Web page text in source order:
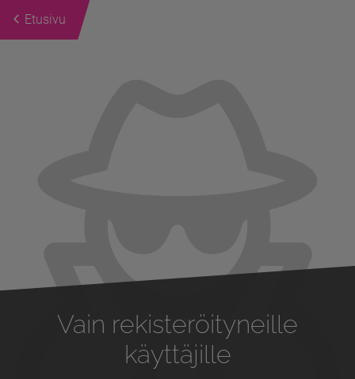
Etusivu
Vain rekisteröityneille
käyttäjille